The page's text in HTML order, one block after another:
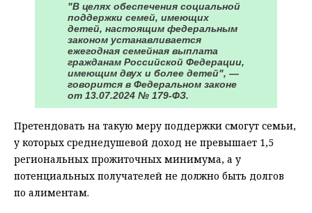
"В целях обеспечения социальной
поддержки семей, имеющих
детей, настоящим федеральным
законом устанавливается
ежегодная семейная выплата
гражданам Российской Федерации,
имеющим двух и более детей", —
говорится в Федеральном законе
от 13.07.2024 № 179-ФЗ.
Претендовать на такую меру поддержки смогут семьи,
у которых среднедушевой доход не превышает 1,5
региональных прожиточных минимума, а у
потенциальных получателей не должно быть долгов
по алиментам.